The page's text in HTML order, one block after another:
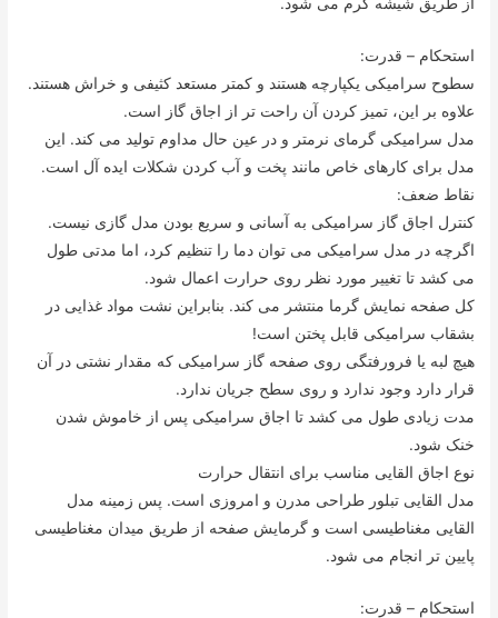
از طریق شیشه گرم می شود.
استحکام – قدرت:
سطوح سرامیکی یکپارچه هستند و کمتر مستعد کثیفی و خراش هستند.
علاوه بر این، تمیز کردن آن راحت تر از اجاق گاز است.
مدل سرامیکی گرمای نرمتر و در عین حال مداوم تولید می کند. این
مدل برای کارهای خاص مانند پخت و آب کردن شکلات ایده آل است.
نقاط ضعف:
کنترل اجاق گاز سرامیکی به آسانی و سریع بودن مدل گازی نیست.
اگرچه در مدل سرامیکی می توان دما را تنظیم کرد، اما مدتی طول
می کشد تا تغییر مورد نظر روی حرارت اعمال شود.
کل صفحه نمایش گرما منتشر می کند. بنابراین نشت مواد غذایی در
بشقاب سرامیکی قابل پختن است!
هیچ لبه یا فرورفتگی روی صفحه گاز سرامیکی که مقدار نشتی در آن
قرار دارد وجود ندارد و روی سطح جریان ندارد.
مدت زیادی طول می کشد تا اجاق سرامیکی پس از خاموش شدن
خنک شود.
نوع اجاق القایی مناسب برای انتقال حرارت
مدل القایی تبلور طراحی مدرن و امروزی است. پس زمینه مدل
القایی مغناطیسی است و گرمایش صفحه از طریق میدان مغناطیسی
پایین تر انجام می شود.
استحکام – قدرت: